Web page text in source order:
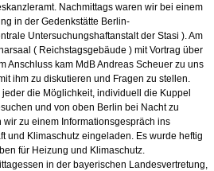
Nachmittags waren wir bei einem
in der Gedenkstätte Berlin-
Untersuchungshaftanstalt der Stasi ). Am
( Reichstagsgebäude ) mit Vortrag über
Anschluss kam MdB Andreas Scheuer zu uns
ihm zu diskutieren und Fragen zu stellen.
jeder die Möglichkeit, individuell die Kuppel
und von oben Berlin bei Nacht zu
wir zu einem Informationsgespräch ins
und Klimaschutz eingeladen. Es wurde heftig
für Heizung und Klimaschutz.
in der bayerischen Landesvertretung,